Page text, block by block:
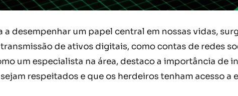
desempenhar um papel central em nossas vidas,
de ativos digitais, como contas de redes
um especialista na área, destaco a importância de
respeitados e que os herdeiros tenham acesso a